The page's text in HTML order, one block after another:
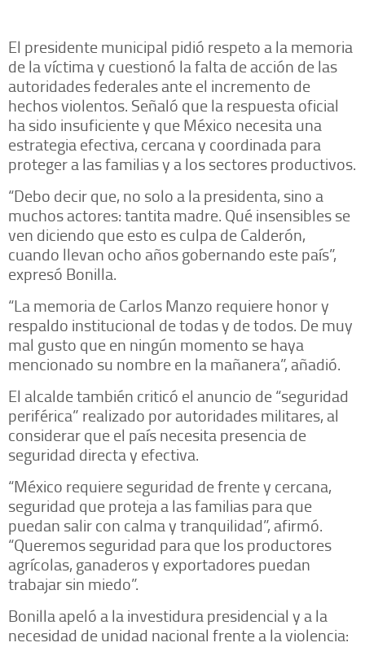
El presidente municipal pidió respeto a la memoria
de la víctima y cuestionó la falta de acción de las
autoridades federales ante el incremento de
hechos violentos. Señaló que la respuesta oficial
ha sido insuficiente y que México necesita una
estrategia efectiva, cercana y coordinada para
proteger a las familias y a los sectores productivos.
“Debo decir que, no solo a la presidenta, sino a
muchos actores: tantita madre. Qué insensibles se
ven diciendo que esto es culpa de Calderón,
cuando llevan ocho años gobernando este país”,
expresó Bonilla.
“La memoria de Carlos Manzo requiere honor y
respaldo institucional de todas y de todos. De muy
mal gusto que en ningún momento se haya
mencionado su nombre en la mañanera”, añadió.
El alcalde también criticó el anuncio de “seguridad
periférica” realizado por autoridades militares, al
considerar que el país necesita presencia de
seguridad directa y efectiva.
“México requiere seguridad de frente y cercana,
seguridad que proteja a las familias para que
puedan salir con calma y tranquilidad”, afirmó.
“Queremos seguridad para que los productores
agrícolas, ganaderos y exportadores puedan
trabajar sin miedo”.
Bonilla apeló a la investidura presidencial y a la
necesidad de unidad nacional frente a la violencia: